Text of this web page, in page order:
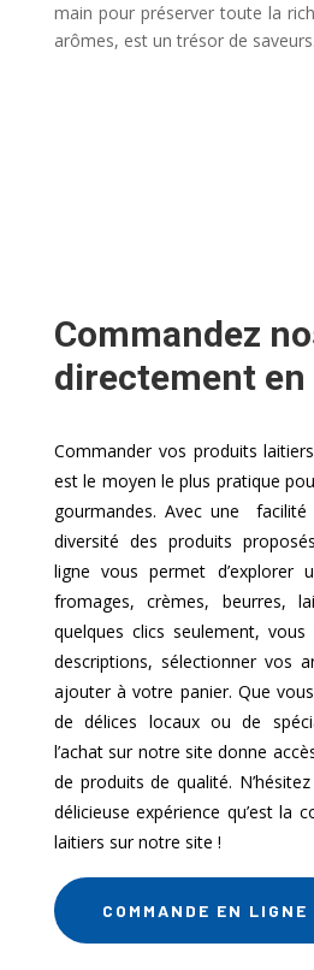
main pour préserver toute la
arômes, est un trésor de saveurs.
Commandez
directement en
Commander vos produits
est le moyen le plus pratique
gourmandes. Avec une
diversité des produits
ligne vous permet d’explorer
fromages, crèmes, beurres,
quelques clics seulement,
descriptions, sélectionner vos
ajouter à votre panier. Que
de délices locaux ou de
l’achat sur notre site donne
de produits de qualité.
délicieuse expérience qu’est la
laitiers sur notre site !
COMMANDE EN LIGNE